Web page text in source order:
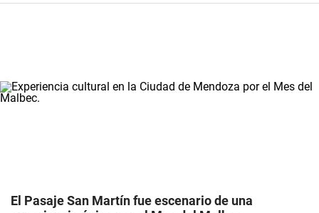
El Pasaje San Martín fue escenario de una